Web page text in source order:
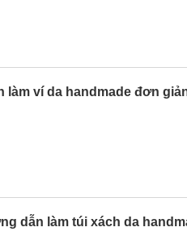
làm ví da handmade đơn
dẫn làm túi xách da